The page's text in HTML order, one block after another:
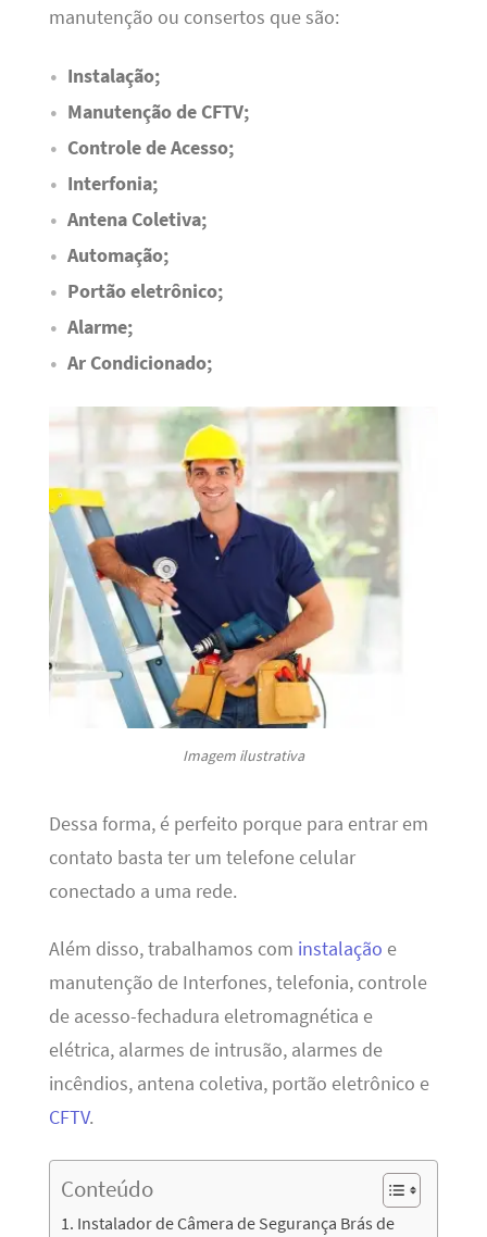
manutenção ou consertos que são:
Instalação;
Manutenção de CFTV;
Controle de Acesso;
Interfonia;
Antena Coletiva;
Automação;
Portão eletrônico;
Alarme;
Ar Condicionado;
Imagem ilustrativa
Dessa forma, é perfeito porque para entrar em
contato basta ter um telefone celular
conectado a uma rede.
Além disso, trabalhamos com instalação e
manutenção de Interfones, telefonia, controle
de acesso-fechadura eletromagnética e
elétrica, alarmes de intrusão, alarmes de
incêndios, antena coletiva, portão eletrônico e
CFTV.
Conteúdo
Instalador de Câmera de Segurança Brás de